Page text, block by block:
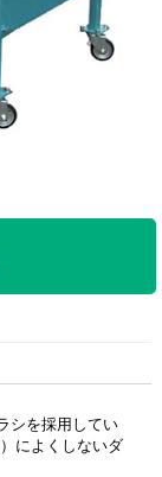
シを採用してい
によくしないダ